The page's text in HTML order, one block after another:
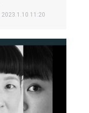
2023.1.10 11:20